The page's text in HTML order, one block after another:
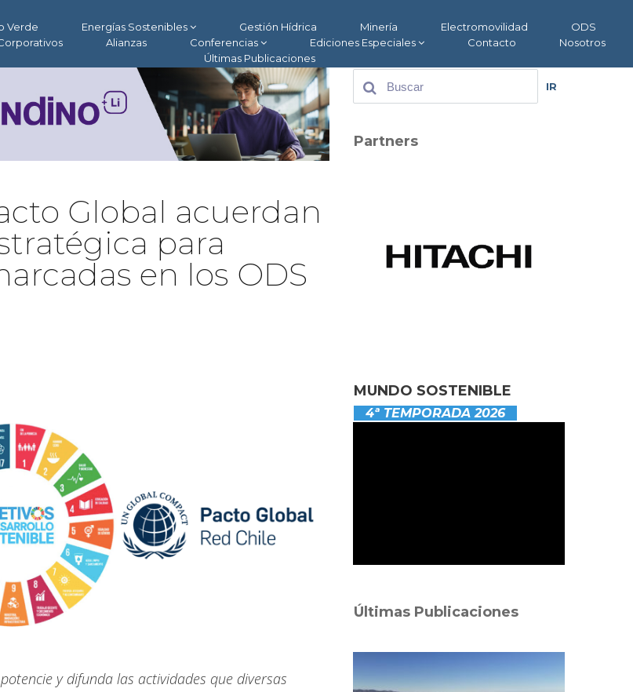
Verde Energías Sostenibles Gestión Hídrica Minería Electromovilidad
ODS
Alianzas Conferencias Ediciones Especiales Contacto
Nosotros
Últimas Publicaciones
Global acuerdan
para
en los ODS
y difunda las actividades que diversas
IR
Partners
MUNDO SOSTENIBLE
4ª TEMPORADA 2026
Últimas Publicaciones